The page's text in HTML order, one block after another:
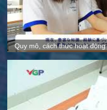
Quy mô, cách thức hoạt